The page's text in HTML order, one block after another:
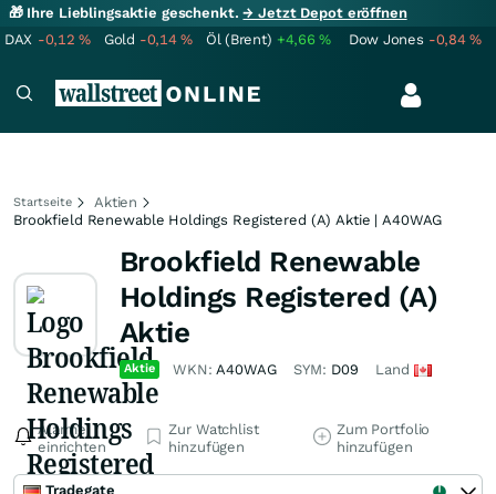
🎁 Ihre Lieblingsaktie geschenkt.→ Jetzt Depot eröffnen
DAX -0,12% Gold -0,14% Öl (Brent) +4,66% Dow Jones -0,84%
Startseite
Aktien
Brookfield Renewable Holdings Registered (A) Aktie | A40WAG
Brookfield Renewable
Holdings Registered (A)
Aktie
Aktie WKN:A40WAG SYM: D09 Land
Alarme
einrichten
Zur Watchlist
hinzufügen
Zum Portfolio
hinzufügen
Tradegate